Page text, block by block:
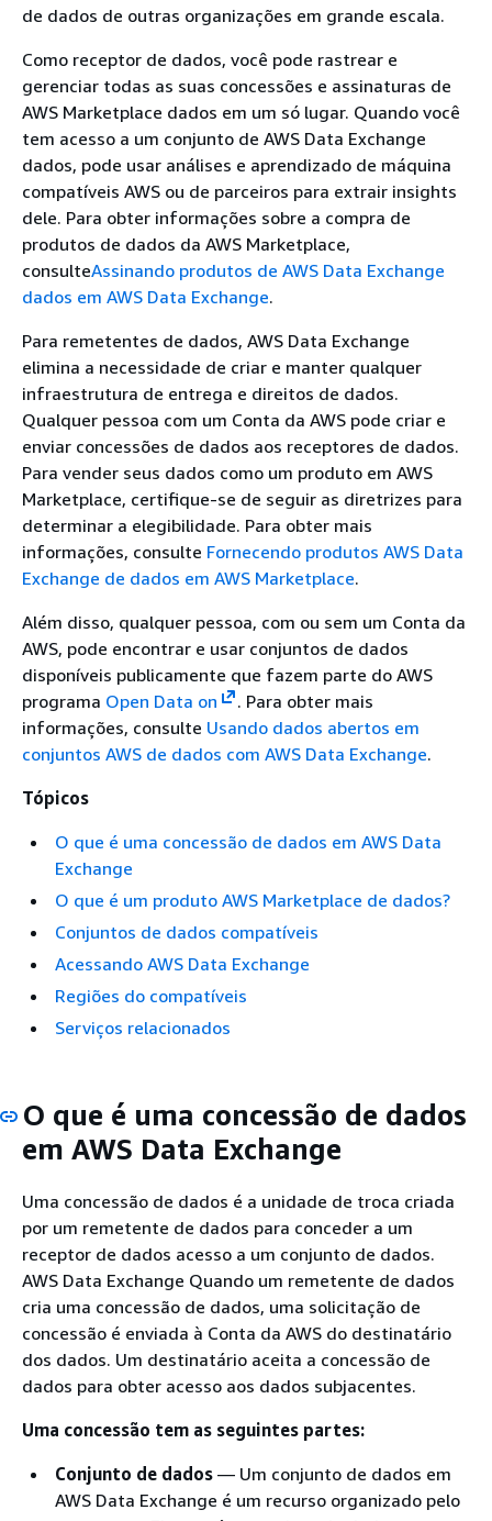
de dados de outras organizações em grande escala.
Como receptor de dados, você pode rastrear e
gerenciar todas as suas concessões e assinaturas de
AWS Marketplace dados em um só lugar. Quando você
tem acesso a um conjunto de AWS Data Exchange
dados, pode usar análises e aprendizado de máquina
compatíveis AWS ou de parceiros para extrair insights
dele. Para obter informações sobre a compra de
produtos de dados da AWS Marketplace,
consulteAssinando produtos de AWS Data Exchange
dados em AWS Data Exchange.
Para remetentes de dados, AWS Data Exchange
elimina a necessidade de criar e manter qualquer
infraestrutura de entrega e direitos de dados.
Qualquer pessoa com um Conta da AWS pode criar e
enviar concessões de dados aos receptores de dados.
Para vender seus dados como um produto em AWS
Marketplace, certifique-se de seguir as diretrizes para
determinar a elegibilidade. Para obter mais
informações, consulte Fornecendo produtos AWS Data
Exchange de dados em AWS Marketplace.
Além disso, qualquer pessoa, com ou sem um Conta da
AWS, pode encontrar e usar conjuntos de dados
disponíveis publicamente que fazem parte do AWS
programa Open Data on
. Para obter mais
informações, consulte Usando dados abertos em
conjuntos AWS de dados com AWS Data Exchange.
Tópicos
O que é uma concessão de dados em AWS Data
Exchange
O que é um produto AWS Marketplace de dados?
Conjuntos de dados compatíveis
Acessando AWS Data Exchange
Regiões do compatíveis
Serviços relacionados
O que é uma concessão de dados
em AWS Data Exchange
Uma concessão de dados é a unidade de troca criada
por um remetente de dados para conceder a um
receptor de dados acesso a um conjunto de dados.
AWS Data Exchange Quando um remetente de dados
cria uma concessão de dados, uma solicitação de
concessão é enviada à Conta da AWS do destinatário
dos dados. Um destinatário aceita a concessão de
dados para obter acesso aos dados subjacentes.
Uma concessão tem as seguintes partes:
Conjunto de dados — Um conjunto de dados em
AWS Data Exchange é um recurso organizado pelo